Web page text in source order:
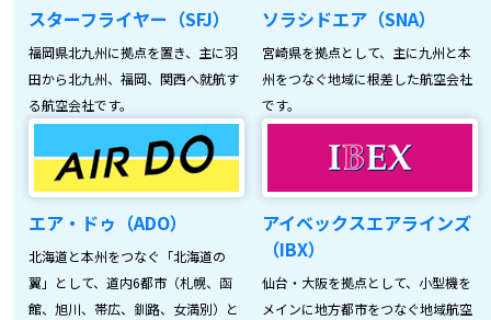
スターフライヤー（SFJ）
福岡県北九州に拠点を置き、主に羽
田から北九州、福岡、関西へ就航す
る航空会社です。
ソラシドエア（SNA）
宮崎県を拠点として、主に九州と本
州をつなぐ地域に根差した航空会社
です。
エア・ドゥ（ADO）
北海道と本州をつなぐ「北海道の
翼」として、道内6都市（札幌、函
館、旭川、帯広、釧路、女満別）と
アイベックスエアラインズ
（IBX）
仙台・大阪を拠点として、小型機を
メインに地方都市をつなぐ地域航空